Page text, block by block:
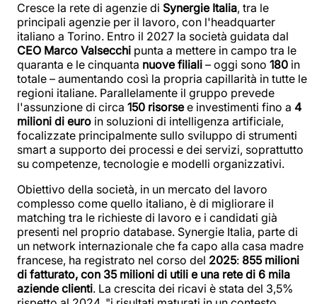
Cresce la rete di agenzie di Synergie Italia, tra le
principali agenzie per il lavoro, con l'headquarter
italiano a Torino. Entro il 2027 la società guidata dal
CEO Marco Valsecchi punta a mettere in campo tra le
quaranta e le cinquanta nuove filiali – oggi sono 180 in
totale – aumentando così la propria capillarità in tutte le
regioni italiane. Parallelamente il gruppo prevede
l'assunzione di circa 150 risorsee investimenti fino a 4
milioni di euro in soluzioni di intelligenza artificiale,
focalizzate principalmente sullo sviluppo di strumenti
smart a supporto dei processi e dei servizi, soprattutto
su competenze, tecnologie e modelli organizzativi.
Obiettivo della società, in un mercato del lavoro
complesso come quello italiano, è di migliorare il
matching tra le richieste di lavoro e i candidati già
presenti nel proprio database. Synergie Italia, parte di
un network internazionale che fa capo alla casa madre
francese, ha registrato nel corso del 2025: 855 milioni
di fatturato, con 35 milioni di utili e una rete di 6 mila
aziende clienti. La crescita dei ricavi è stata del 3,5%